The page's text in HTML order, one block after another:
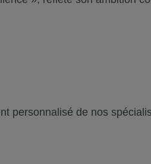
personnalisé de nos